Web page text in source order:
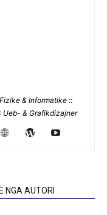
& Informatike ::
Ueb- & Grafikdizajner
NGA AUTORI